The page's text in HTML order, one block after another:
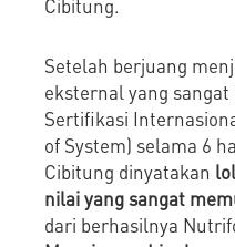
Cibitung.
Setelah berjuang
eksternal yang
Sertifikasi
of System) selama 6
Cibitung dinyatakan
nilai yang sangat
dari berhasilnya